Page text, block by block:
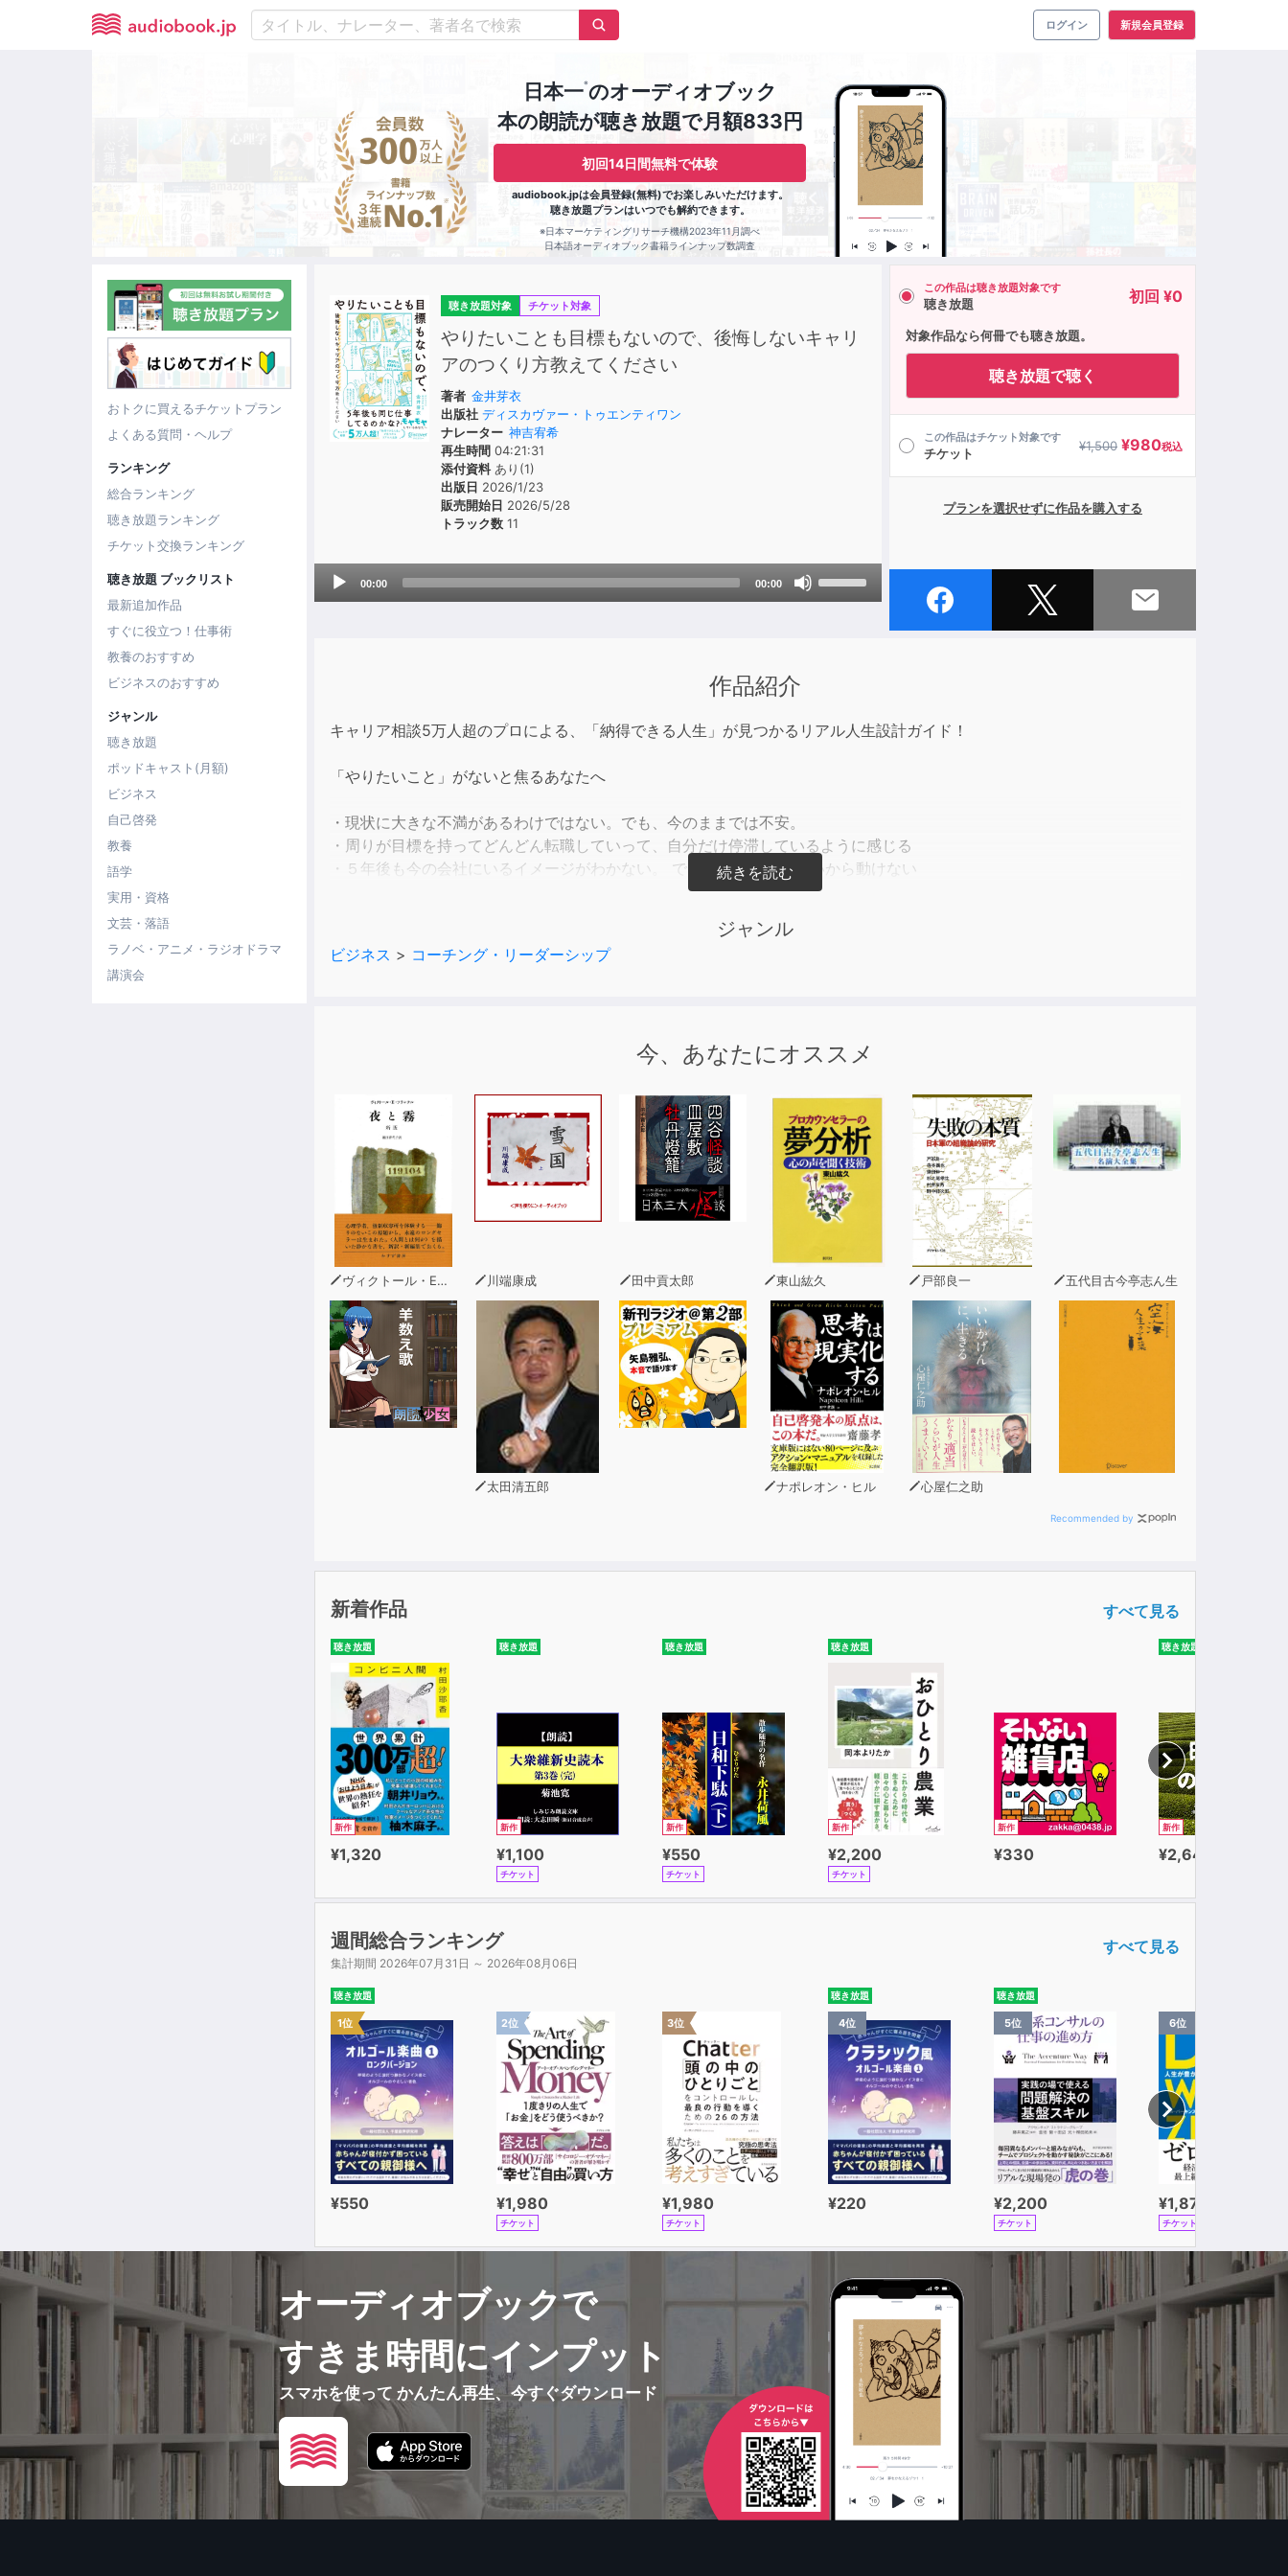
ログイン 新規会員登録
日本一※のオーディオブック
本の朗読が聴き放題で月額833円
初回14日間無料で体験
audiobook.jpは会員登録(無料)でお楽しみいただけます。
聴き放題プランはいつでも解約できます。
※日本マーケティングリサーチ機構2023年11月調べ
日本語オーディオブック書籍ラインナップ数調査
おトクに買えるチケットプラン
よくある質問・ヘルプ
ランキング
総合ランキング
聴き放題ランキング
チケット交換ランキング
聴き放題 ブックリスト
最新追加作品
すぐに役立つ！仕事術
教養のおすすめ
ビジネスのおすすめ
ジャンル
聴き放題
ポッドキャスト(月額)
ビジネス
自己啓発
教養
語学
実用・資格
文芸・落語
ラノベ・アニメ・ラジオドラマ
講演会
聴き放題対象 チケット対象
やりたいことも目標もないので、後悔しないキャリ
アのつくり方教えてください
著者 金井芽衣
出版社 ディスカヴァー・トゥエンティワン
ナレーター 神吉宥希
再生時間04:21:31
添付資料あり(1)
出版日 2026/1/23
販売開始日 2026/5/28
トラック数11
Audio
00:00 00:00
decrease
この作品は聴き放題対象です
聴き放題 初回 ¥0
対象作品なら何冊でも聴き放題。
聴き放題で聴く
この作品はチケット対象です
チケット ¥1,500 ¥980税込
プランを選択せずに作品を購入する
作品紹介
キャリア相談5万人超のプロによる、「納得できる人生」が見つかるリアル人生設計ガイド！
「やりたいこと」がないと焦るあなたへ
・現状に大きな不満があるわけではない。でも、今のままでは不安。
・周りが目標を持ってどんどん転職していって、自分だけ停滞しているように感じる
・５年後も今の会社にいるイメージがわかない。 でも、失敗したくないから動けない
本書は、そんなあなたに「自分らしいキャリア」を見つけるための方法をお教えします。
「やりたいことがない」と悩む人の多くが、親や社会の価値観に縛られ、自分の判断軸を持てていない傾向にあります。
【こんな方におすすめ】
・「このままでいいのか」と仕事やキャリアに悩んでいる方
・自分の価値観や強みを見つけたい方
・転職やキャリアチェンジを考えているが、一歩踏み出せない方
・人生の選択肢を整理し、自分の判断軸を作りたい方
・10年後に後悔しないためのキャリア設計を学びたい方
【本書で得られること】
1. 自分の人生の判断軸を形成する方法
2. 自分の強みや価値観を再認識し、一歩踏み出す力
3. 具体的な行動計画を立てる方法
4. 自分らしく生きるためのヒント
ジャンル
ビジネス > コーチング・リーダーシップ
今、あなたにオススメ
ヴィクトール・E・フランクル 川端康成 田中貢太郎 東山紘久 戸部良一 五代目古今亭志ん生
太田清五郎 ナポレオン・ヒル 心屋仁之助
Recommended by
新着作品 すべて見る
聴き放題
新作
¥1,320
聴き放題
新作
¥1,100
チケット
聴き放題
新作
¥550
チケット
聴き放題
新作
¥2,200
チケット
新作
¥330
聴き放題
新作
¥2,640
週間総合ランキング
集計期間 2026年07月31日 ～ 2026年08月06日
すべて見る
聴き放題
1位
¥550
2位
¥1,980
チケット
3位
¥1,980
チケット
聴き放題
4位
¥220
聴き放題
5位
¥2,200
チケット
6位
¥1,870
チケット
オーディオブックで
すきま時間にインプット
スマホを使って かんたん再生、今すぐダウンロード